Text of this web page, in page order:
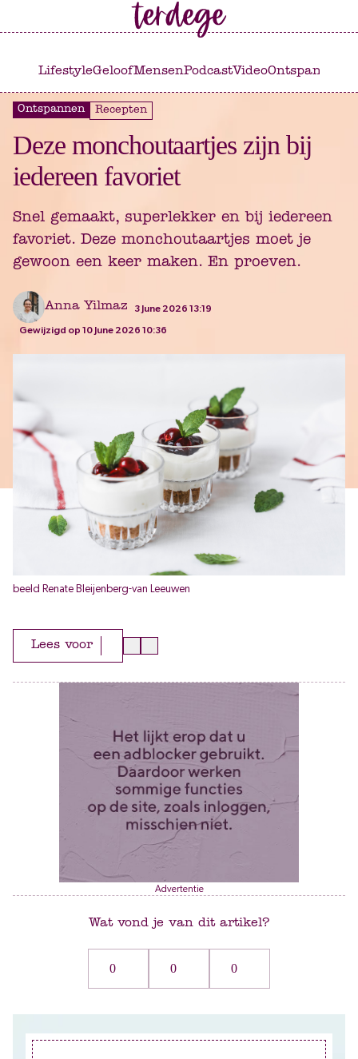
LifestyleGeloofMensenPodcastVideoOntspannen
Ontspannen Recepten
Deze monchoutaartjes zijn bij
iedereen favoriet
Snel gemaakt, superlekker en bij iedereen
favoriet. Deze monchoutaartjes moet je
gewoon een keer maken. En proeven.
Anna Yilmaz 3 June 2026 13:19
Gewijzigd op 10 June 2026 10:36
beeld Renate Bleijenberg-van Leeuwen
Lees voor
Advertentie
Wat vond je van dit artikel?
0 0 0